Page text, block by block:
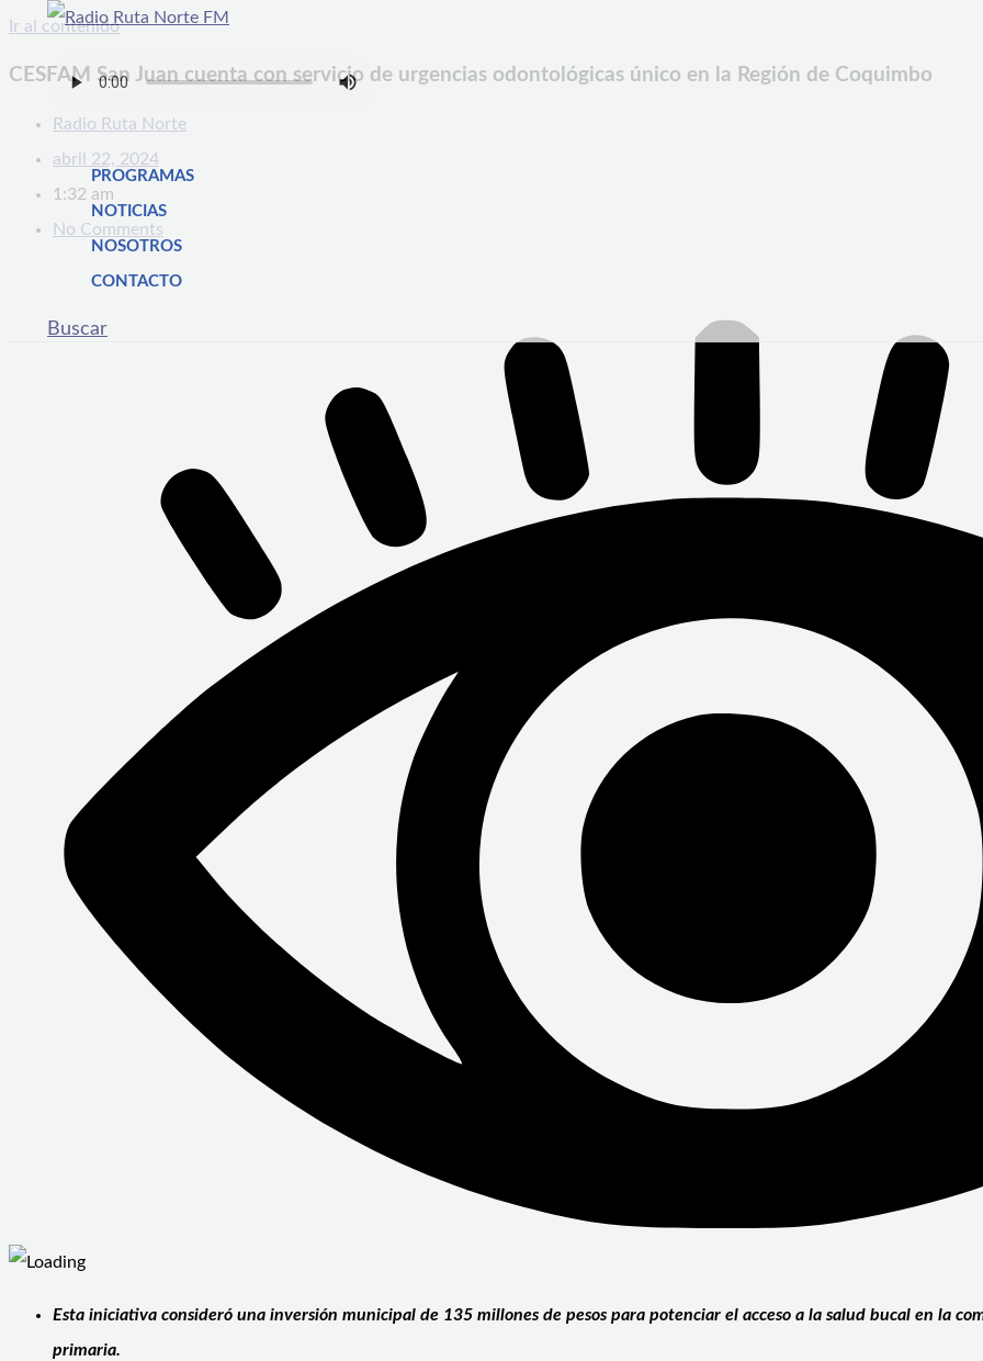
Ir al contenido
PROGRAMAS
NOTICIAS
NOSOTROS
CONTACTO
Buscar
CESFAM San Juan cuenta con servicio de urgencias odontológicas único en la Región de Coquimbo
Radio Ruta Norte
abril 22, 2024
1:32 am
No Comments
Esta iniciativa consideró una inversión municipal de 135 millones de pesos para potenciar el acceso a la salud bucal en la
primaria.